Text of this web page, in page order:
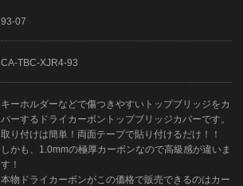
93-07
CA-TBC-XJR4-93
キーホルダーなどで傷つきやすいトップブリッジをカ
バーするドライカーボントップブリッジカバーです。
取り付けは簡単！両面テープで貼り付けるだけ！！
しかも、1.0mmの極厚カーボンなので高級感が違いま
す！
本物ドライカーボンがこの価格で販売できるのはカー